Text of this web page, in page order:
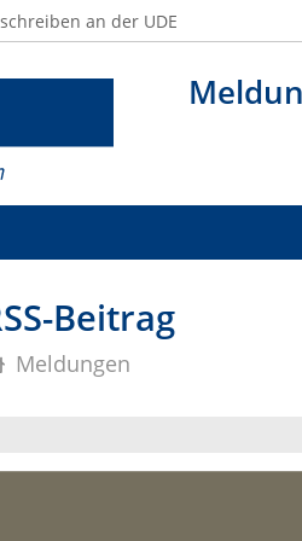
an der UDE
Beitrag
Meldungen